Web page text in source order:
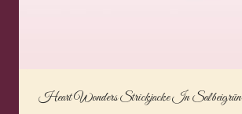
Heart Wonders Strickjacke In Salbeigrün